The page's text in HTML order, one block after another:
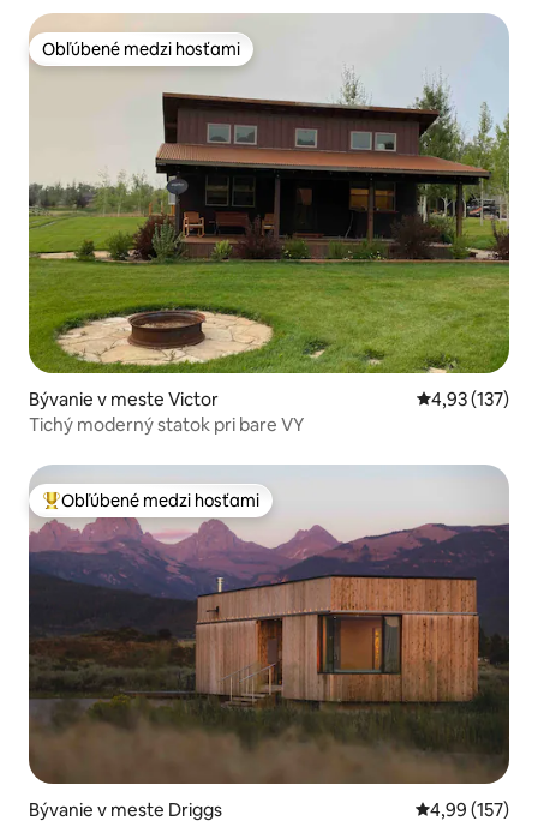
Obľúbené medzi hosťami
Obľúbené medzi hosťami
Bývanie v meste Victor Priemerné
4,93 (137)
Tichý moderný statok pri bare VY
Najobľúbenejšie medzi hosťami
Obľúbené medzi hosťami
Bývanie v meste Driggs Priemerné
4,99 (157)